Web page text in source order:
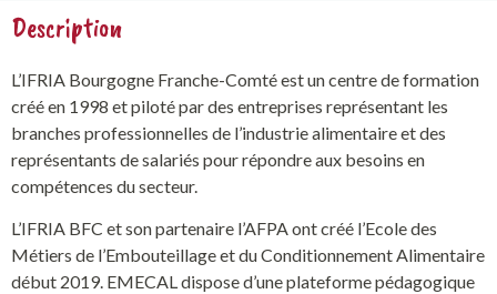
Description
L’IFRIA Bourgogne Franche-Comté est un centre de formation
créé en 1998 et piloté par des entreprises représentant les
branches professionnelles de l’industrie alimentaire et des
représentants de salariés pour répondre aux besoins en
compétences du secteur.
L’IFRIA BFC et son partenaire l’AFPA ont créé l’Ecole des
Métiers de l’Embouteillage et du Conditionnement Alimentaire
début 2019. EMECAL dispose d’une plateforme pédagogique